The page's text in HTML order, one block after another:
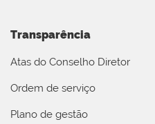
Transparência
Atas do Conselho Diretor
Ordem de serviço
Plano de gestão